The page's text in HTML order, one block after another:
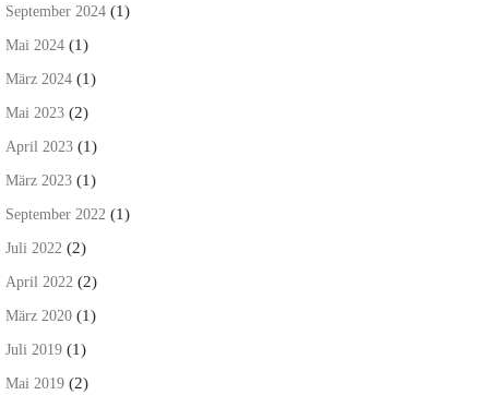
September 2024 (1)
Mai 2024 (1)
März 2024 (1)
Mai 2023 (2)
April 2023 (1)
März 2023 (1)
September 2022 (1)
Juli 2022 (2)
April 2022 (2)
März 2020 (1)
Juli 2019 (1)
Mai 2019 (2)